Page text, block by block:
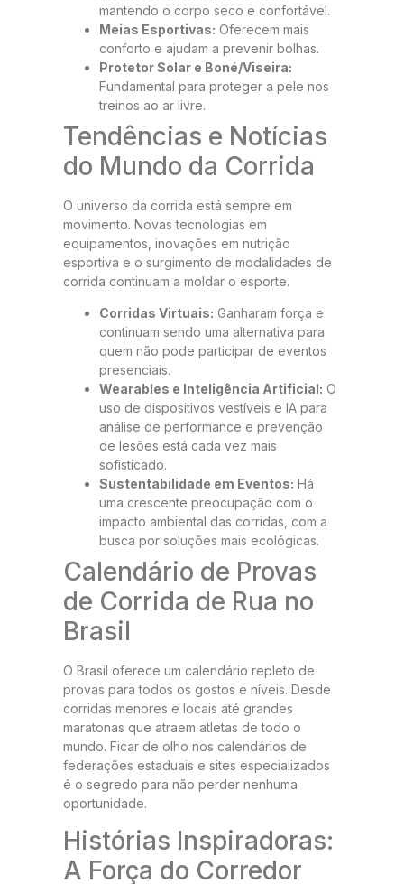
mantendo o corpo seco e confortável.
Meias Esportivas: Oferecem mais
conforto e ajudam a prevenir bolhas.
Protetor Solar e Boné/Viseira:
Fundamental para proteger a pele nos
treinos ao ar livre.
Tendências e Notícias
do Mundo da Corrida
O universo da corrida está sempre em
movimento. Novas tecnologias em
equipamentos, inovações em nutrição
esportiva e o surgimento de modalidades de
corrida continuam a moldar o esporte.
Corridas Virtuais: Ganharam força e
continuam sendo uma alternativa para
quem não pode participar de eventos
presenciais.
Wearables e Inteligência Artificial: O
uso de dispositivos vestíveis e IA para
análise de performance e prevenção
de lesões está cada vez mais
sofisticado.
Sustentabilidade em Eventos: Há
uma crescente preocupação com o
impacto ambiental das corridas, com a
busca por soluções mais ecológicas.
Calendário de Provas
de Corrida de Rua no
Brasil
O Brasil oferece um calendário repleto de
provas para todos os gostos e níveis. Desde
corridas menores e locais até grandes
maratonas que atraem atletas de todo o
mundo. Ficar de olho nos calendários de
federações estaduais e sites especializados
é o segredo para não perder nenhuma
oportunidade.
Histórias Inspiradoras:
A Força do Corredor